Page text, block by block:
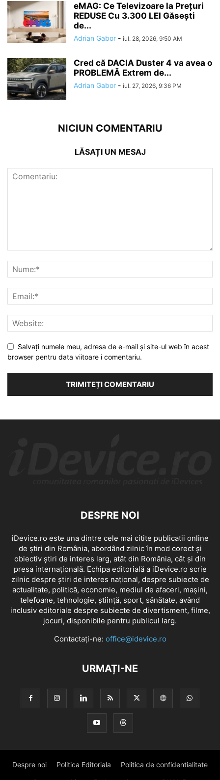
eMAG: Ce Televizoare la Prețuri
REDUSE Cu 3.300 LEI Găsești
de...
Adrian Gabor - iul. 28, 2026, 9:50 AM
Cred că DACIA Duster 4 va avea o
PROBLEMĂ Extrem de...
Adrian Gabor - iul. 27, 2026, 9:36 PM
NICIUN COMENTARIU
LĂSAȚI UN MESAJ
Salvați numele meu, adresa de e-mail și site-ul web în acest
browser pentru data viitoare i comentariu.
DESPRE NOI
iDevice.ro este una dintre cele mai citite publicatii online
de știri din România, abordând zilnic în mod corect și
obiectiv știri de interes larg, atât din România, cât și din
presa internațională. Echipa editorială a iDevice.ro scrie
zilnic despre știri de interes național, despre subiecte de
actualitate, politică, economie, mediul de afaceri, mașini,
telefoane, tehnologie, știință, sport, sănătate, având
inclusiv editoriale despre subiecte de divertisment, filme,
jocuri, disponibile pentru publicul larg.
Contactați-ne: office@idevice.ro
URMAȚI-NE
Despre noi Politica Editoriala Politica de confidentialitate